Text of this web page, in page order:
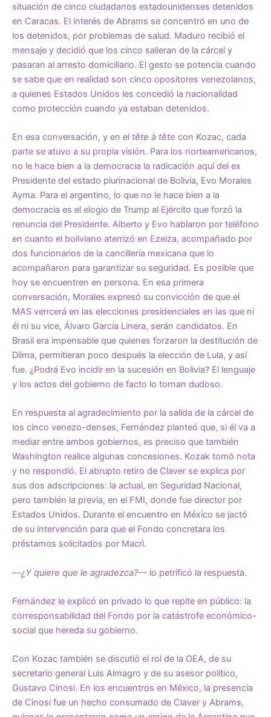
situación de cinco ciudadanos estadounidenses detenidos
en Caracas. El interés de Abrams se concentró en uno de
los detenidos, por problemas de salud. Maduro recibió el
mensaje y decidió que los cinco salieran de la cárcel y
pasaran al arresto domiciliario. El gesto se potencia cuando
se sabe que en realidad son cinco opositores venezolanos,
a quienes Estados Unidos les concedió la nacionalidad
como protección cuando ya estaban detenidos.
En esa conversación, y en el tête à tête con Kozac, cada
parte se atuvo a su propia visión. Para los norteamericanos,
no le hace bien a la democracia la radicación aquí del ex
Presidente del estado plurinacional de Bolivia, Evo Morales
Ayma. Para el argentino, lo que no le hace bien a la
democracia es el elogio de Trump al Ejército que forzó la
renuncia del Presidente. Alberto y Evo hablaron por teléfono
en cuanto el boliviano aterrizó en Ezeiza, acompañado por
dos funcionarios de la cancillería mexicana que lo
acompañaron para garantizar su seguridad. Es posible que
hoy se encuentren en persona. En esa primera
conversación, Morales expresó su convicción de que el
MAS vencerá en las elecciones presidenciales en las que ni
él ni su vice, Álvaro García Linera, serán candidatos. En
Brasil era impensable que quienes forzaron la destitución de
Dilma, permitieran poco después la elección de Lula, y así
fue. ¿Podrá Evo incidir en la sucesión en Bolivia? El lenguaje
y los actos del gobierno de facto lo tornan dudoso.
En respuesta al agradecimiento por la salida de la cárcel de
los cinco venezo-denses, Fernández planteó que, si él va a
mediar entre ambos gobiernos, es preciso que también
Washington realice algunas concesiones. Kozak tomó nota
y no respondió. El abrupto retiro de Claver se explica por
sus dos adscripciones: la actual, en Seguridad Nacional,
pero también la previa, en el FMI, donde fue director por
Estados Unidos. Durante el encuentro en México se jactó
de su intervención para que el Fondo concretara los
préstamos solicitados por Macrì.
—¿Y quiere que le agradezca?— lo petrificó la respuesta.
Fernández le explicó en privado lo que repite en público: la
corresponsabilidad del Fondo por la catástrofe económico-
social que hereda su gobierno.
Con Kozac también se discutió el rol de la OEA, de su
secretario general Luis Almagro y de su asesor político,
Gustavo Cinosi. En los encuentros en México, la presencia
de Cinosi fue un hecho consumado de Claver y Abrams,